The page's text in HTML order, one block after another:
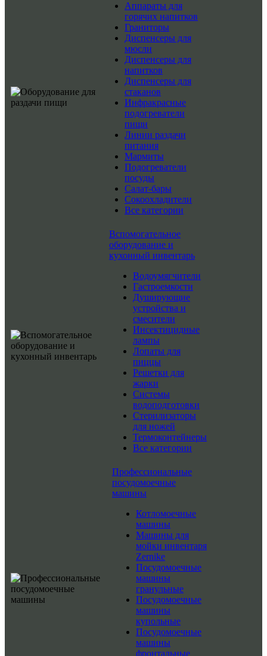
Аппараты для
горячих напитков
Граниторы
Диспенсеры для
мюсли
Диспенсеры для
напитков
Диспенсеры для
стаканов
Инфракрасные
подогреватели
пищи
Линии раздачи
питания
Мармиты
Подогреватели
посуды
Салат-бары
Сокоохладители
Все категории
Вспомогательное
оборудование и
кухонный инвентарь
Водоумягчители
Гастроемкости
Душирующие
устройства и
смесители
Инсектицидные
лампы
Лопаты для
пиццы
Решетки для
жарки
Системы
водоподготовки
Стерилизаторы
для ножей
Термоконтейнеры
Все категории
Профессиональные
посудомоечные
машины
Котломоечные
машины
Машины для
мойки инвентаря
Zernike
Посудомоечные
машины
гранульные
Посудомоечные
машины
купольные
Посудомоечные
машины
фронтальные